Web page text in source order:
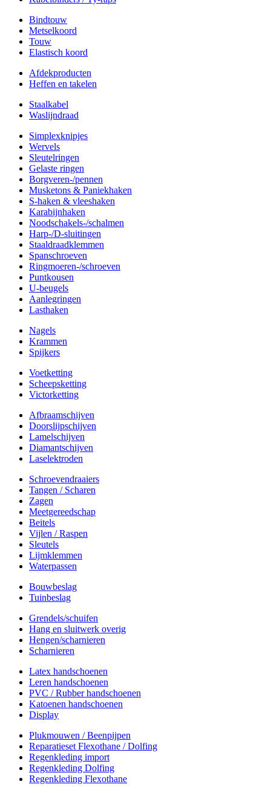
Bindtouw
Metselkoord
Touw
Elastisch koord
Afdekproducten
Heffen en takelen
Staalkabel
Waslijndraad
Simplexknipjes
Wervels
Sleutelringen
Gelaste ringen
Borgveren-/pennen
Musketons & Paniekhaken
S-haken & vleeshaken
Karabijnhaken
Noodschakels-/schalmen
Harp-/D-sluitingen
Staaldraadklemmen
Spanschroeven
Ringmoeren-/schroeven
Puntkousen
U-beugels
Aanlegringen
Lasthaken
Nagels
Krammen
Spijkers
Voetketting
Scheepsketting
Victorketting
Afbraamschijven
Doorslijpschijven
Lamelschijven
Diamantschijven
Laselektroden
Schroevendraaiers
Tangen / Scharen
Zagen
Meetgereedschap
Beitels
Vijlen / Raspen
Sleutels
Lijmklemmen
Waterpassen
Bouwbeslag
Tuinbeslag
Grendels/schuifen
Hang en sluitwerk overig
Hengen/scharnieren
Scharnieren
Latex handschoenen
Leren handschoenen
PVC / Rubber handschoenen
Katoenen handschoenen
Display
Plukmouwen / Beenpijpen
Reparatieset Flexothane / Dolfing
Regenkleding import
Regenkleding Dolfing
Regenkleding Flexothane